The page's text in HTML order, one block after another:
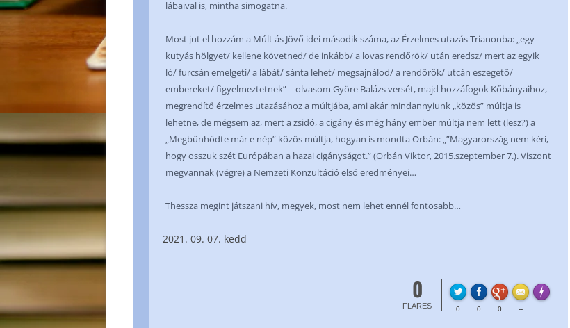
lábaival is, mintha simogatna.
Most jut el hozzám a Múlt ás Jövő idei második száma, az Érzelmes utazás Trianonba: „egy
kutyás hölgyet/ kellene követned/ de inkább/ a lovas rendőrök/ után eredsz/ mert az egyik
ló/ furcsán emelgeti/ a lábát/ sánta lehet/ megsajnálod/ a rendőrök/ utcán eszegető/
embereket/ figyelmeztetnek” – olvasom Györe Balázs versét, majd hozzáfogok Kőbányaihoz,
megrendítő érzelmes utazásához a múltjába, ami akár mindannyiunk „közös” múltja is
lehetne, de mégsem az, mert a zsidó, a cigány és még hány ember múltja nem lett (lesz?) a
„Megbűnhődte már e nép” közös múltja, hogyan is mondta Orbán: „”Magyarország nem kéri,
hogy osszuk szét Európában a hazai cigányságot.” (Orbán Viktor, 2015.szeptember 7.). Viszont
megvannak (végre) a Nemzeti Konzultáció első eredményei…
Thessza megint játszani hív, megyek, most nem lehet ennél fontosabb…
09. 07. kedd
0
FLARES 0 0 0 --
Made with